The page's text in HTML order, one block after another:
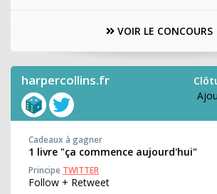
VOIR LE CONCOURS
harpercollins.fr
Cadeaux à gagner
1 livre "ça commence aujourd'hui"
Principe TWITTER
Follow + Retweet